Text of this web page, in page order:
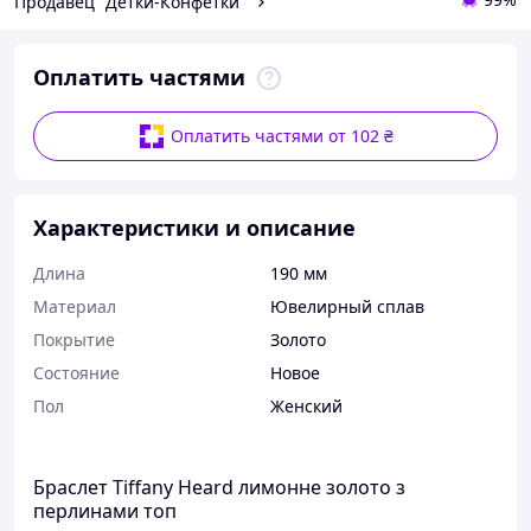
Оплатить частями
Оплатить частями от 102 ₴
Характеристики и описание
Длина
190 мм
Материал
Ювелирный сплав
Покрытие
Золото
Состояние
Новое
Пол
Женский
Браслет Tiffany Heard лимонне золото з
перлинами топ